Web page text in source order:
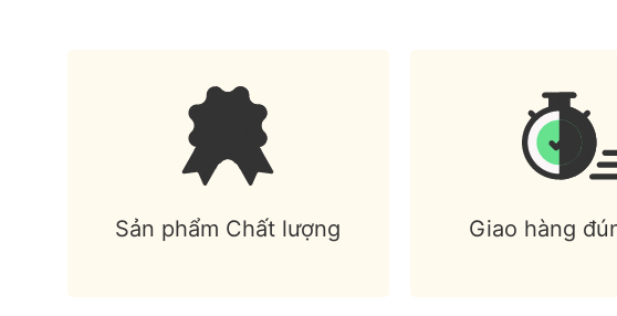
Sản phẩm Chất lượng Giao hàng